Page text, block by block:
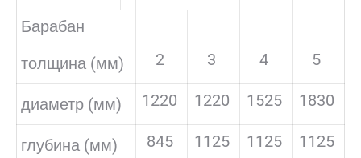
Барабан
толщина (мм)
2 3 4 5
диаметр (мм) 1220 1220 1525 1830
глубина (мм) 845 1125 1125 1125